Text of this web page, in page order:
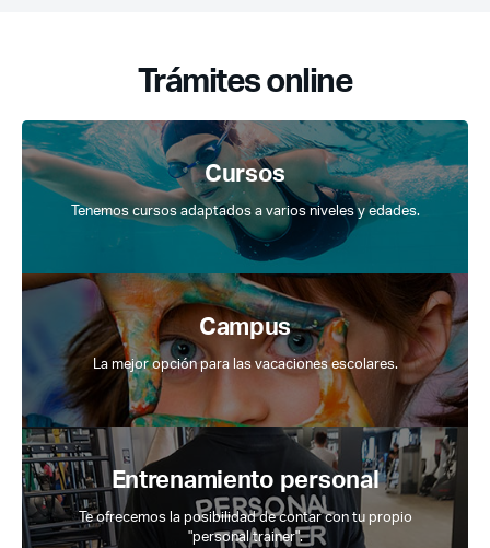
Trámites online
Cursos
Tenemos cursos adaptados a varios niveles y edades.
Campus
La mejor opción para las vacaciones escolares.
Entrenamiento personal
Te ofrecemos la posibilidad de contar con tu propio
"personal trainer".